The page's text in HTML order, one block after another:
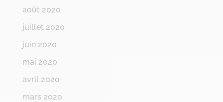
août 2020
juillet 2020
juin 2020
mai 2020
avril 2020
mars 2020